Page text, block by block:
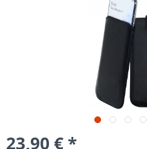
23,90 € *